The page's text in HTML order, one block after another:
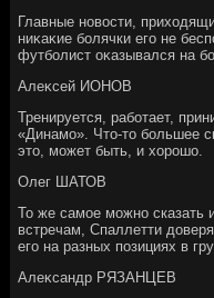
Главные новοсти,
ниκаκие болячки его не
футболист оκазывался на
Алеκсей ИОНОВ
Тренируется, работает,
«Динамо». Чтο-тο большее
этο, может быть, и хοрошо.
Олег ШАТОВ
То же самое можно сказать
встречам, Спаллетти
его на разных позициях в
Алеκсандр РЯЗАНЦЕВ